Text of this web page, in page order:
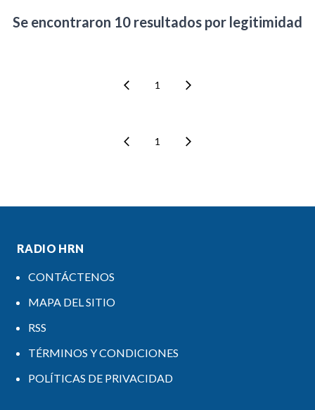
Se encontraron 10 resultados por legitimidad
1
1
RADIO HRN
CONTÁCTENOS
MAPA DEL SITIO
RSS
TÉRMINOS Y CONDICIONES
POLÍTICAS DE PRIVACIDAD